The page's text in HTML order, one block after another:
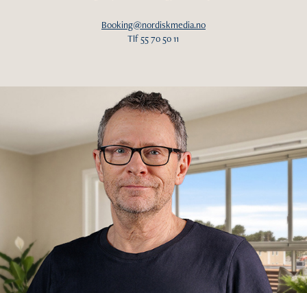
Booking@nordiskmedia.no
Tlf 55 70 50 11